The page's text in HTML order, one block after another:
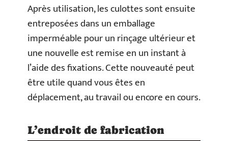
Après utilisation, les culottes sont ensuite
entreposées dans un emballage
imperméable pour un rinçage ultérieur et
une nouvelle est remise en un instant à
l’aide des fixations. Cette nouveauté peut
être utile quand vous êtes en
déplacement, au travail ou encore en cours.
L’endroit de fabrication